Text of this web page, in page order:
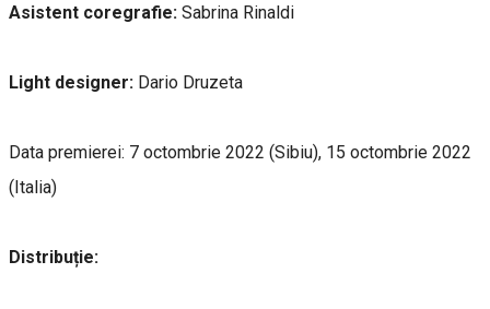
Asistent coregrafie: Sabrina Rinaldi
Light designer: Dario Druzeta
Data premierei: 7 octombrie 2022 (Sibiu), 15 octombrie 2022
(Italia)
Distribuție: